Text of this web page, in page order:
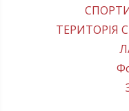
ТЕРИТОРІЯ